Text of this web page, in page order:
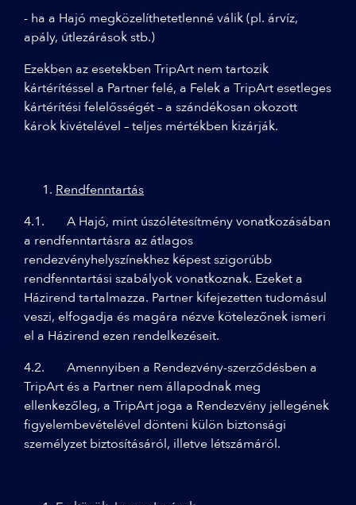
- ha a Hajó megközelíthetetlenné válik (pl. árvíz,
apály, útlezárások stb.)
Ezekben az esetekben TripArt nem tartozik
kártérítéssel a Partner felé, a Felek a TripArt esetleges
kártérítési felelősségét – a szándékosan okozott
károk kivételével – teljes mértékben kizárják.
Rendfenntartás
4.1. A Hajó, mint úszólétesítmény vonatkozásában
a rendfenntartásra az átlagos
rendezvényhelyszínekhez képest szigorúbb
rendfenntartási szabályok vonatkoznak. Ezeket a
Házirend tartalmazza. Partner kifejezetten tudomásul
veszi, elfogadja és magára nézve kötelezőnek ismeri
el a Házirend ezen rendelkezéseit.
4.2. Amennyiben a Rendezvény-szerződésben a
TripArt és a Partner nem állapodnak meg
ellenkezőleg, a TripArt joga a Rendezvény jellegének
figyelembevételével dönteni külön biztonsági
személyzet biztosításáról, illetve létszámáról.